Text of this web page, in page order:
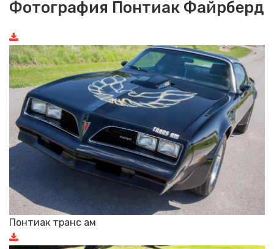
Фотография Понтиак Файрберд
Понтиак транс ам